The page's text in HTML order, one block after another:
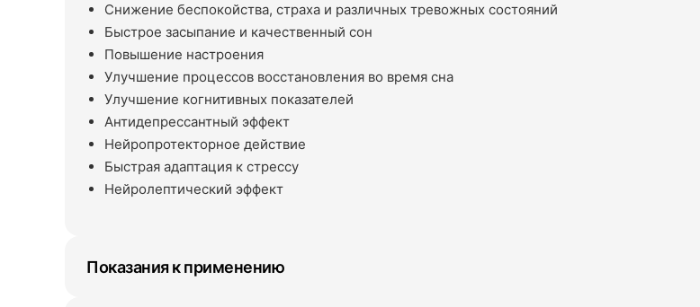
Снижение беспокойства, страха и различных тревожных состояний
Быстрое засыпание и качественный сон
Повышение настроения
Улучшение процессов восстановления во время сна
Улучшение когнитивных показателей
Антидепрессантный эффект
Нейропротекторное действие
Быстрая адаптация к стрессу
Нейролептический эффект
Показания к применению